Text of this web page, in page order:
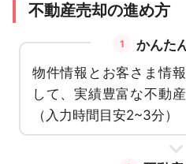
不動産売却の進め方
1
かんた
物件情報とお客さま情
して、実績豊富な不動産
（入力時間目安2~3分）